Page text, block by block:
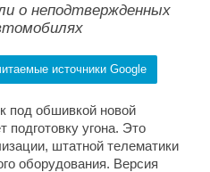
о неподтвержденных
источники Google
под обшивкой новой
угона. Это
штатной телематики
оборудования. Версия